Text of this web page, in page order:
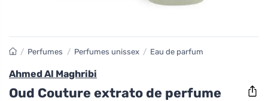
/ Perfumes / Perfumes unissex / Eau de parfum
Ahmed Al Maghribi
Oud Couture extrato de perfume